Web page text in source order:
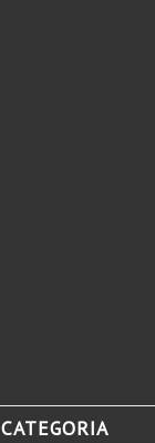
CATEGORIA